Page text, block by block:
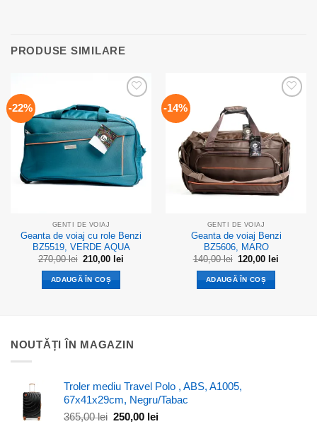
PRODUSE SIMILARE
-22%
wishlist
GENTI DE VOIAJ
Geanta de voiaj cu role Benzi
BZ5519, VERDE AQUA
270,00lei Prețul
a
fost:
210,00 lei
ADAUGĂ ÎN COȘ
-14%
GENTI DE VOIAJ
Geanta de voiaj Benzi
BZ5606, MARO
140,00lei Prețul
a
fost:
120,00 lei
ADAUGĂ ÎN COȘ
NOUTĂȚI ÎN MAGAZIN
Troler mediu Travel Polo , ABS, A1005,
67x41x29cm, Negru/Tabac
365,00lei Prețul
250,00 leiPrețul